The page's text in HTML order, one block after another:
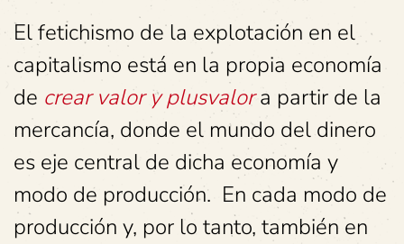
El fetichismo de la explotación en el
capitalismo está en la propia economía
de crear valor y plusvalora partir de la
mercancía, donde el mundo del dinero
es eje central de dicha economía y
modo de producción. En cada modo de
producción y, por lo tanto, también en